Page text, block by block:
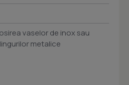
vaselor de inox sau
metalice